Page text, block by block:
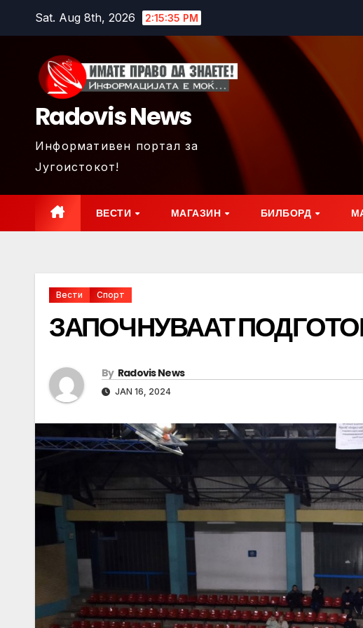
Sat. Aug 8th, 2026 2:15:37 PM
Radovis News
Информативен портал за
Југоистокот!
ВЕСТИ МАГАЗИН БИЛБОРД
Вести Спорт
ЗАПОЧНУВААТ
By Radovis News
JAN 16, 2024